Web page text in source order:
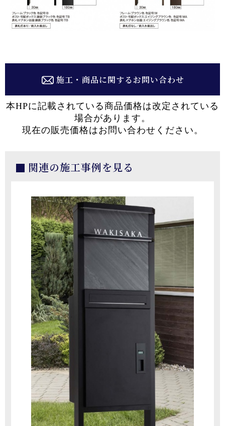
施工・商品に関するお問い合わせ
本HPに記載されている商品価格は改定されている
場合があります。
現在の販売価格はお問い合わせください。
関連の施工事例を見る